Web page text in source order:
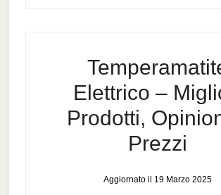
Elettrico –
Prodotti,
Prezzi
Aggiornato il 19 Marzo 2025